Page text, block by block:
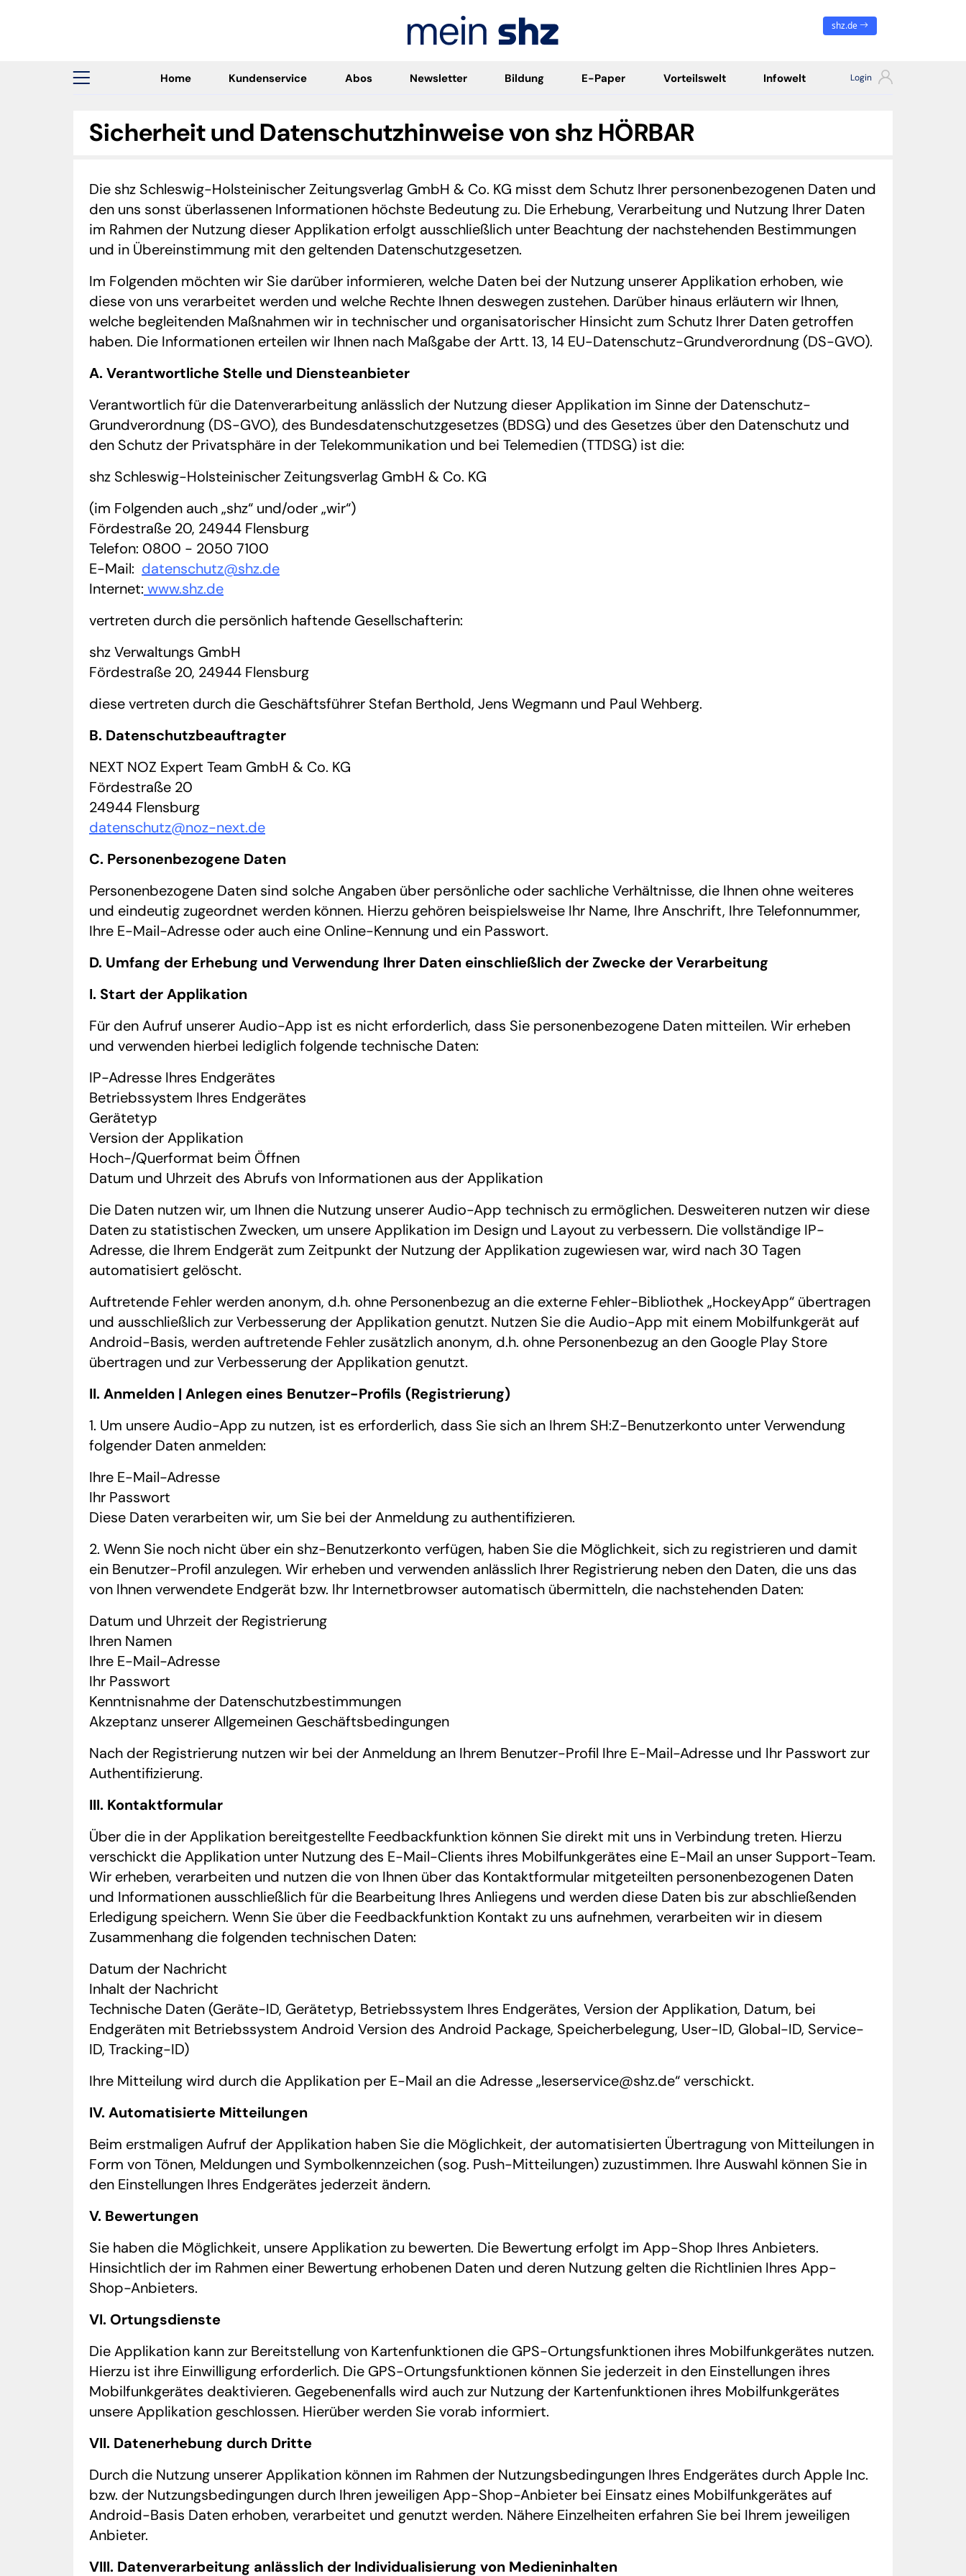
shz.de
Home Kundenservice Abos Newsletter Bildung E-Paper Vorteilswelt Infowelt
Sicherheit und Datenschutzhinweise von shz HÖRBAR
Die shz Schleswig-Holsteinischer Zeitungsverlag GmbH & Co. KG misst dem Schutz Ihrer personenbezogenen Daten und
den uns sonst überlassenen Informationen höchste Bedeutung zu. Die Erhebung, Verarbeitung und Nutzung Ihrer Daten
im Rahmen der Nutzung dieser Applikation erfolgt ausschließlich unter Beachtung der nachstehenden Bestimmungen
und in Übereinstimmung mit den geltenden Datenschutzgesetzen.
Im Folgenden möchten wir Sie darüber informieren, welche Daten bei der Nutzung unserer Applikation erhoben, wie
diese von uns verarbeitet werden und welche Rechte Ihnen deswegen zustehen. Darüber hinaus erläutern wir Ihnen,
welche begleitenden Maßnahmen wir in technischer und organisatorischer Hinsicht zum Schutz Ihrer Daten getroffen
haben. Die Informationen erteilen wir Ihnen nach Maßgabe der Artt. 13, 14 EU-Datenschutz-Grundverordnung (DS-GVO).
A. Verantwortliche Stelle und Diensteanbieter
Verantwortlich für die Datenverarbeitung anlässlich der Nutzung dieser Applikation im Sinne der Datenschutz-
Grundverordnung (DS-GVO), des Bundesdatenschutzgesetzes (BDSG) und des Gesetzes über den Datenschutz und
den Schutz der Privatsphäre in der Telekommunikation und bei Telemedien (TTDSG) ist die:
shz Schleswig-Holsteinischer Zeitungsverlag GmbH & Co. KG
(im Folgenden auch „shz“ und/oder „wir“)
Fördestraße 20, 24944 Flensburg
Telefon: 0800 - 2050 7100
E-Mail: datenschutz@shz.de
Internet: www.shz.de
vertreten durch die persönlich haftende Gesellschafterin:
shz Verwaltungs GmbH
Fördestraße 20, 24944 Flensburg
diese vertreten durch die Geschäftsführer Stefan Berthold, Jens Wegmann und Paul Wehberg.
B. Datenschutzbeauftragter
NEXT NOZ Expert Team GmbH & Co. KG
Fördestraße 20
24944 Flensburg
datenschutz@noz-next.de
C. Personenbezogene Daten
Personenbezogene Daten sind solche Angaben über persönliche oder sachliche Verhältnisse, die Ihnen ohne weiteres
und eindeutig zugeordnet werden können. Hierzu gehören beispielsweise Ihr Name, Ihre Anschrift, Ihre Telefonnummer,
Ihre E-Mail-Adresse oder auch eine Online-Kennung und ein Passwort.
D. Umfang der Erhebung und Verwendung Ihrer Daten einschließlich der Zwecke der Verarbeitung
I. Start der Applikation
Für den Aufruf unserer Audio-App ist es nicht erforderlich, dass Sie personenbezogene Daten mitteilen. Wir erheben
und verwenden hierbei lediglich folgende technische Daten:
IP-Adresse Ihres Endgerätes
Betriebssystem Ihres Endgerätes
Gerätetyp
Version der Applikation
Hoch-/Querformat beim Öffnen
Datum und Uhrzeit des Abrufs von Informationen aus der Applikation
Die Daten nutzen wir, um Ihnen die Nutzung unserer Audio-App technisch zu ermöglichen. Desweiteren nutzen wir diese
Daten zu statistischen Zwecken, um unsere Applikation im Design und Layout zu verbessern. Die vollständige IP-
Adresse, die Ihrem Endgerät zum Zeitpunkt der Nutzung der Applikation zugewiesen war, wird nach 30 Tagen
automatisiert gelöscht.
Auftretende Fehler werden anonym, d.h. ohne Personenbezug an die externe Fehler-Bibliothek „HockeyApp“ übertragen
und ausschließlich zur Verbesserung der Applikation genutzt. Nutzen Sie die Audio-App mit einem Mobilfunkgerät auf
Android-Basis, werden auftretende Fehler zusätzlich anonym, d.h. ohne Personenbezug an den Google Play Store
übertragen und zur Verbesserung der Applikation genutzt.
II. Anmelden | Anlegen eines Benutzer-Profils (Registrierung)
1. Um unsere Audio-App zu nutzen, ist es erforderlich, dass Sie sich an Ihrem SH:Z-Benutzerkonto unter Verwendung
folgender Daten anmelden:
Ihre E-Mail-Adresse
Ihr Passwort
Diese Daten verarbeiten wir, um Sie bei der Anmeldung zu authentifizieren.
2. Wenn Sie noch nicht über ein shz-Benutzerkonto verfügen, haben Sie die Möglichkeit, sich zu registrieren und damit
ein Benutzer-Profil anzulegen. Wir erheben und verwenden anlässlich Ihrer Registrierung neben den Daten, die uns das
von Ihnen verwendete Endgerät bzw. Ihr Internetbrowser automatisch übermitteln, die nachstehenden Daten:
Datum und Uhrzeit der Registrierung
Ihren Namen
Ihre E-Mail-Adresse
Ihr Passwort
Kenntnisnahme der Datenschutzbestimmungen
Akzeptanz unserer Allgemeinen Geschäftsbedingungen
Nach der Registrierung nutzen wir bei der Anmeldung an Ihrem Benutzer-Profil Ihre E-Mail-Adresse und Ihr Passwort zur
Authentifizierung.
III. Kontaktformular
Über die in der Applikation bereitgestellte Feedbackfunktion können Sie direkt mit uns in Verbindung treten. Hierzu
verschickt die Applikation unter Nutzung des E-Mail-Clients ihres Mobilfunkgerätes eine E-Mail an unser Support-Team.
Wir erheben, verarbeiten und nutzen die von Ihnen über das Kontaktformular mitgeteilten personenbezogenen Daten
und Informationen ausschließlich für die Bearbeitung Ihres Anliegens und werden diese Daten bis zur abschließenden
Erledigung speichern. Wenn Sie über die Feedbackfunktion Kontakt zu uns aufnehmen, verarbeiten wir in diesem
Zusammenhang die folgenden technischen Daten:
Datum der Nachricht
Inhalt der Nachricht
Technische Daten (Geräte-ID, Gerätetyp, Betriebssystem Ihres Endgerätes, Version der Applikation, Datum, bei
Endgeräten mit Betriebssystem Android Version des Android Package, Speicherbelegung, User-ID, Global-ID, Service-
ID, Tracking-ID)
Ihre Mitteilung wird durch die Applikation per E-Mail an die Adresse „leserservice@shz.de“ verschickt.
IV. Automatisierte Mitteilungen
Beim erstmaligen Aufruf der Applikation haben Sie die Möglichkeit, der automatisierten Übertragung von Mitteilungen in
Form von Tönen, Meldungen und Symbolkennzeichen (sog. Push-Mitteilungen) zuzustimmen. Ihre Auswahl können Sie in
den Einstellungen Ihres Endgerätes jederzeit ändern.
V. Bewertungen
Sie haben die Möglichkeit, unsere Applikation zu bewerten. Die Bewertung erfolgt im App-Shop Ihres Anbieters.
Hinsichtlich der im Rahmen einer Bewertung erhobenen Daten und deren Nutzung gelten die Richtlinien Ihres App-
Shop-Anbieters.
VI. Ortungsdienste
Die Applikation kann zur Bereitstellung von Kartenfunktionen die GPS-Ortungsfunktionen ihres Mobilfunkgerätes nutzen.
Hierzu ist ihre Einwilligung erforderlich. Die GPS-Ortungsfunktionen können Sie jederzeit in den Einstellungen ihres
Mobilfunkgerätes deaktivieren. Gegebenenfalls wird auch zur Nutzung der Kartenfunktionen ihres Mobilfunkgerätes
unsere Applikation geschlossen. Hierüber werden Sie vorab informiert.
VII. Datenerhebung durch Dritte
Durch die Nutzung unserer Applikation können im Rahmen der Nutzungsbedingungen Ihres Endgerätes durch Apple Inc.
bzw. der Nutzungsbedingungen durch Ihren jeweiligen App-Shop-Anbieter bei Einsatz eines Mobilfunkgerätes auf
Android-Basis Daten erhoben, verarbeitet und genutzt werden. Nähere Einzelheiten erfahren Sie bei Ihrem jeweiligen
Anbieter.
VIII. Datenverarbeitung anlässlich der Individualisierung von Medieninhalten